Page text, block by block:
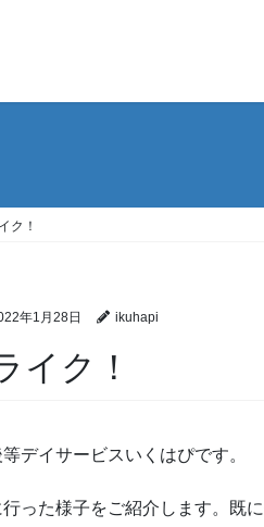
ク！
年1月28日 ikuhapi
イク！
デイサービスいくはぴです。
った様子をご紹介します。既